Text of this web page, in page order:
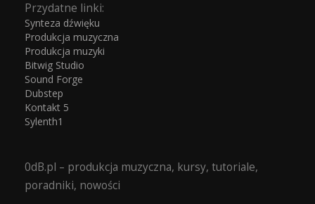
Przydatne linki:
Synteza dźwięku
Produkcja muzyczna
Produkcja muzyki
Bitwig Studio
Sound Forge
Dubstep
Kontakt 5
Sylenth1
0dB.pl – produkcja muzyczna, kursy, tutoriale,
poradniki, nowości